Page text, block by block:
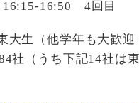
4回目
大生（他学年も大歓迎
社（うち下記14社は